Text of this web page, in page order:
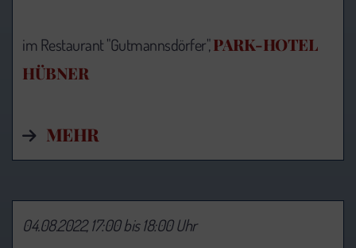
im Restaurant "Gutmannsdörfer",PARK-HOTEL
HÜBNER
MEHR
04.08.2022, 17:00 bis 18:00 Uhr